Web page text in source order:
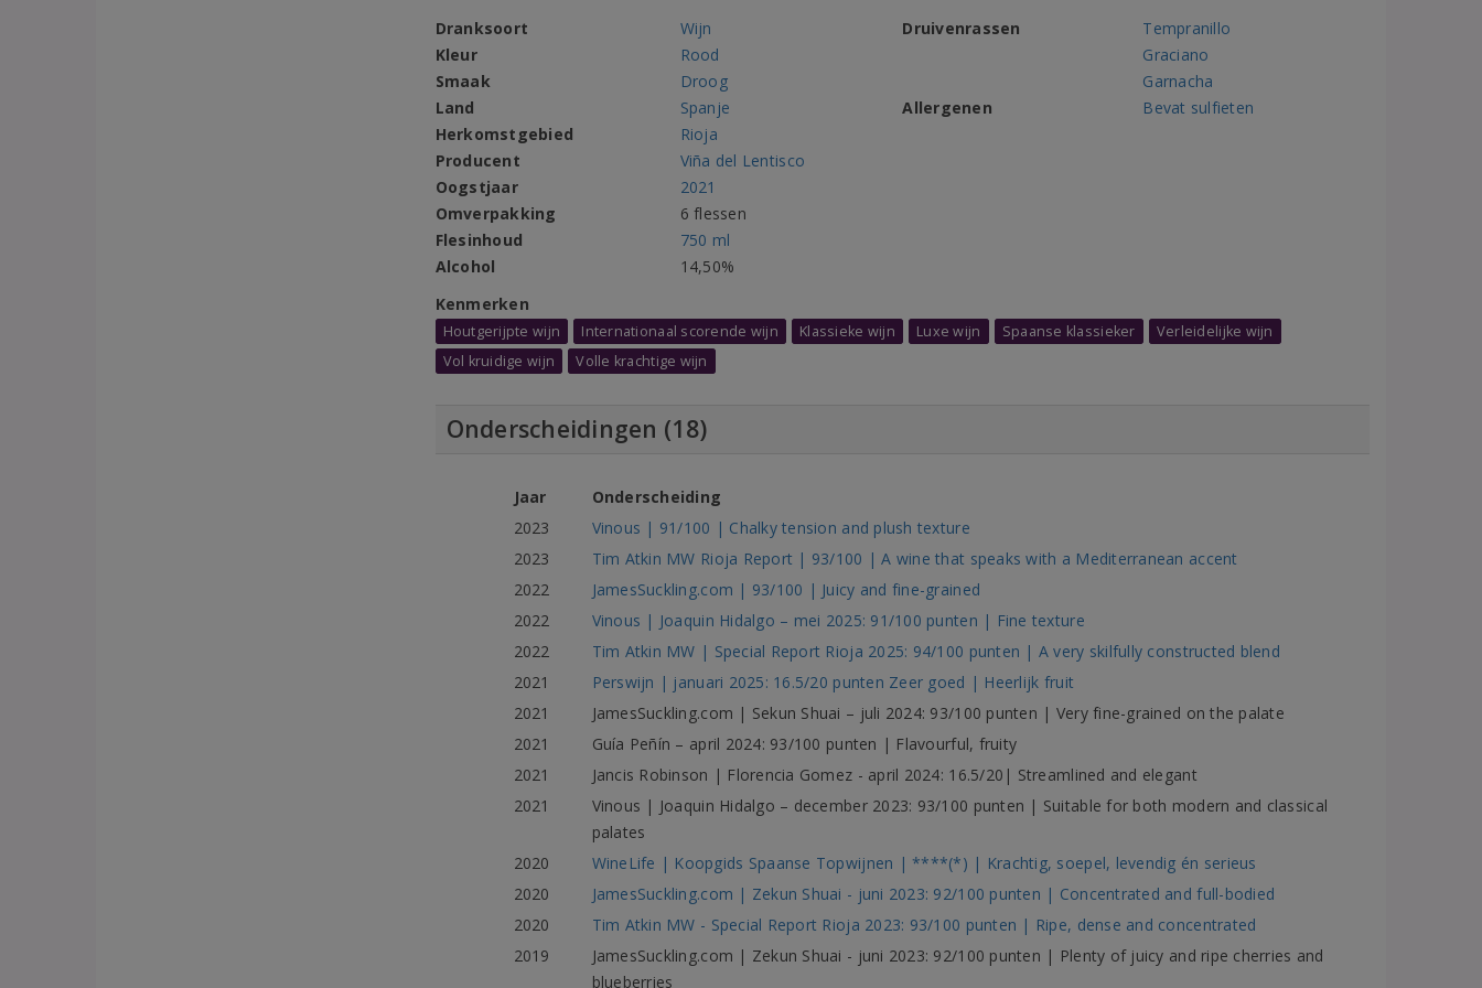
Dranksoort
Wijn
Kleur
Rood
Smaak
Droog
Land
Spanje
Herkomstgebied
Rioja
Producent
Viña del Lentisco
Oogstjaar
2021
Omverpakking
6 flessen
Flesinhoud
750 ml
Alcohol
14,50%
Druivenrassen
Tempranillo
Graciano
Garnacha
Allergenen
Bevat sulfieten
Kenmerken
Houtgerijpte wijn Internationaal scorende wijn Klassieke wijn Luxe wijn Spaanse klassieker
Verleidelijke wijn
Vol kruidige wijn
Volle krachtige wijn
Onderscheidingen (18)
Jaar
Onderscheiding
2023
Vinous | 91/100 | Chalky tension and plush texture
2023
Tim Atkin MW Rioja Report | 93/100 | A wine that speaks with a Mediterranean accent
2022
JamesSuckling.com | 93/100 | Juicy and fine-grained
2022
Vinous | Joaquin Hidalgo – mei 2025: 91/100 punten | Fine texture
2022
Tim Atkin MW | Special Report Rioja 2025: 94/100 punten | A very skilfully constructed blend
2021
Perswijn | januari 2025: 16.5/20 punten Zeer goed | Heerlijk fruit
2021
JamesSuckling.com | Sekun Shuai – juli 2024: 93/100 punten | Very fine-grained on the palate
2021
Guía Peñín – april 2024: 93/100 punten | Flavourful, fruity
2021
Jancis Robinson | Florencia Gomez - april 2024: 16.5/20| Streamlined and elegant
2021
Vinous | Joaquin Hidalgo – december 2023: 93/100 punten | Suitable for both modern and classical
palates
2020
WineLife | Koopgids Spaanse Topwijnen | ****(*) | Krachtig, soepel, levendig én serieus
2020
JamesSuckling.com | Zekun Shuai - juni 2023: 92/100 punten | Concentrated and full-bodied
2020
Tim Atkin MW - Special Report Rioja 2023: 93/100 punten | Ripe, dense and concentrated
2019
JamesSuckling.com | Zekun Shuai - juni 2023: 92/100 punten | Plenty of juicy and ripe cherries and
blueberries